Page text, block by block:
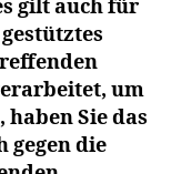
gilt auch für
um
Sie das
gegen die